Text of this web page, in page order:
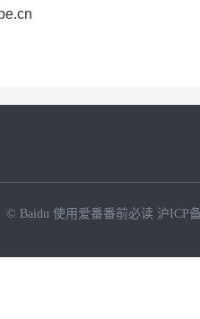
© Baidu 使用爱番番前必读 沪ICP